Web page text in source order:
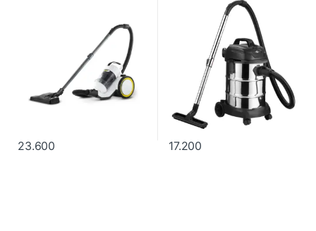
23.600 17.200